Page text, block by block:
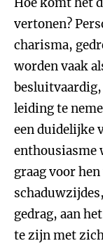
vertonen?
charisma,
worden vaak
leiding te
een duidelijke
enthousiasme
graag voor
gedrag, aan
te zijn met